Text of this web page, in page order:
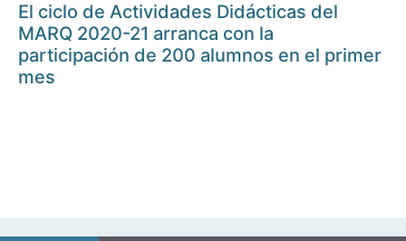
El ciclo de Actividades Didácticas del
MARQ 2020-21 arranca con la
participación de 200 alumnos en el primer
mes